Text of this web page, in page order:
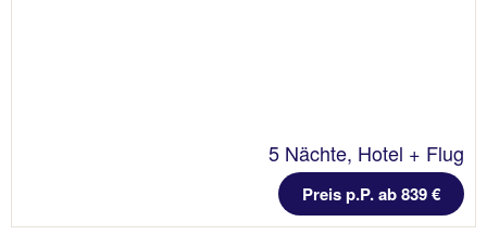
5 Nächte, Hotel + Flug
Preis p.P. ab 839 €